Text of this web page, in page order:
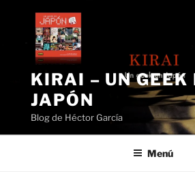
contenido
KIRAI – UN GEEK
JAPÓN
Blog de Héctor García
Menú